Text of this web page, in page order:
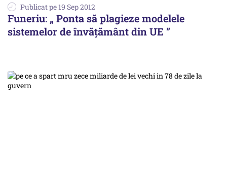
Publicat pe 19 Sep 2012
Funeriu: „ Ponta să plagieze modelele
sistemelor de învățământ din UE ”